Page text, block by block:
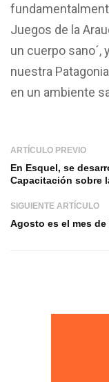
Juegos de la
un cuerpo sano´,
nuestra
en un ambiente
ARTÍCULO PREVIO
En Esquel, se
Capacitación sobre
SIGUIENTE ARTÍCULO
Agosto es el mes